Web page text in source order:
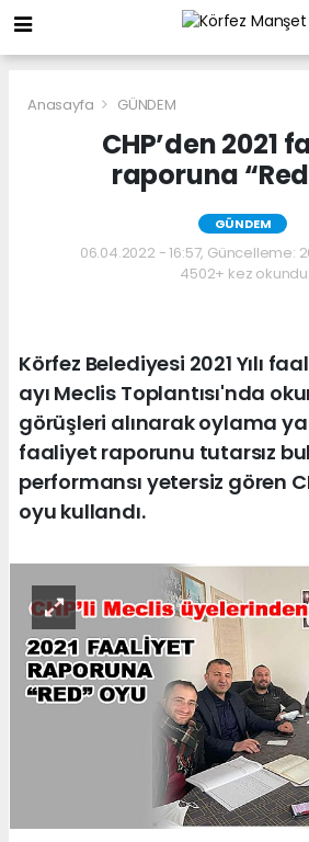
Anasayfa GÜNDEM
CHP’den 2021
raporuna
GÜNDEM
06.04.2022 - 16:57, Güncelleme:
4502+ kez okundu.
Körfez Belediyesi 2021 Yılı
ayı Meclis Toplantısı'nda
görüşleri alınarak oylama
faaliyet raporunu tutarsız
performansı yetersiz gören
oyu kullandı.